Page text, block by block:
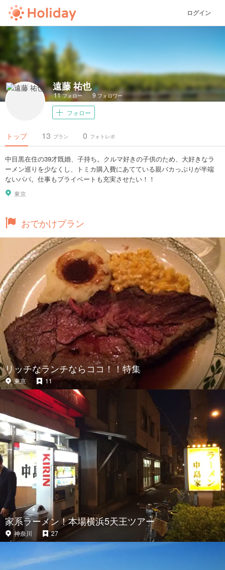
ログイン
遠藤 祐也
11フォロー 9フォロワー
フォロー
トップ プラン
13 フォトレポ
0
中目黒在住の39才既婚、子持ち。クルマ好きの子供のため、大好きなラ
ーメン巡りを少なくし、トミカ購入費にあてている親バカっぷりが半端
ないパパ。仕事もプライベートも充実させたい！！
東京
おでかけプラン
リッチなランチならココ！！特集
東京 11
家系ラーメン！本場横浜5天王ツアー
神奈川 27